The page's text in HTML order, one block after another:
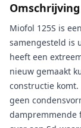
Omschrijving
Miofol 125S is
samengesteld is
heeft een
nieuw gemaakt
constructie
geen
dampremmende